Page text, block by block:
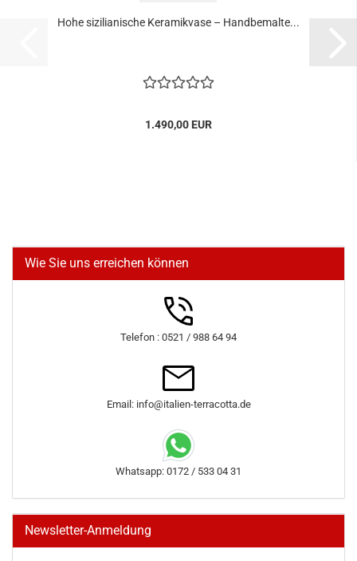
Hohe sizilianische Keramikvase – Handbemalte...
1.490,00 EUR
Wie Sie uns erreichen können
Telefon : 0521 / 988 64 94
Email: info@italien-terracotta.de
Whatsapp: 0172 / 533 04 31
Newsletter-Anmeldung